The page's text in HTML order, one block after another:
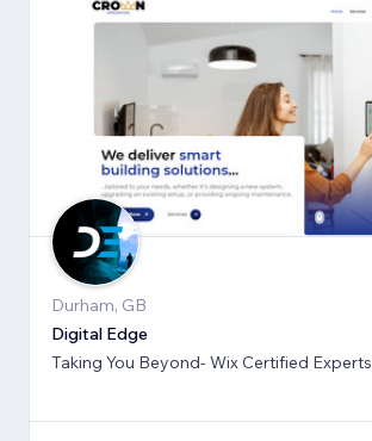
Durham, GB
Digital Edge
Taking You Beyond- Wix Certified Experts